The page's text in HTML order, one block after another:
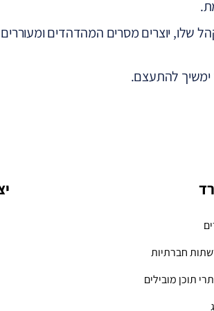
שלו, יוצרים מסרים המהדהדים ומעוררים
ימשיך להתעצם.
חברתיות
תוכן מובילים